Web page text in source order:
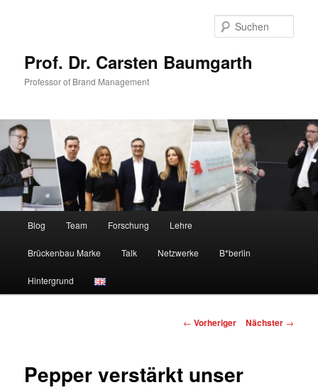
Prof. Dr. Carsten Baumgarth
Professor of Brand Management
Blog Team Forschung Lehre
Brückenbau Marke Talk Netzwerke B*berlin
Hintergrund
Beitragsnavigation
← Vorheriger Nächster →
Pepper verstärkt unser